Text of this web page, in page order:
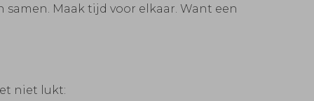
Maak tijd voor elkaar. Want een
niet lukt: